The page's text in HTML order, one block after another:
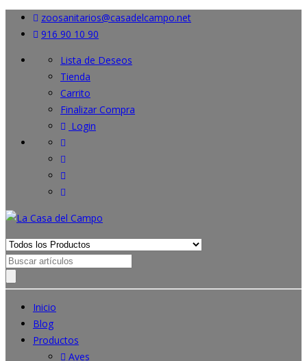
zoosanitarios@casadelcampo.net
916 90 10 90
Lista de Deseos
Tienda
Carrito
Finalizar Compra
Login
Search
Inicio
Blog
Productos
Aves